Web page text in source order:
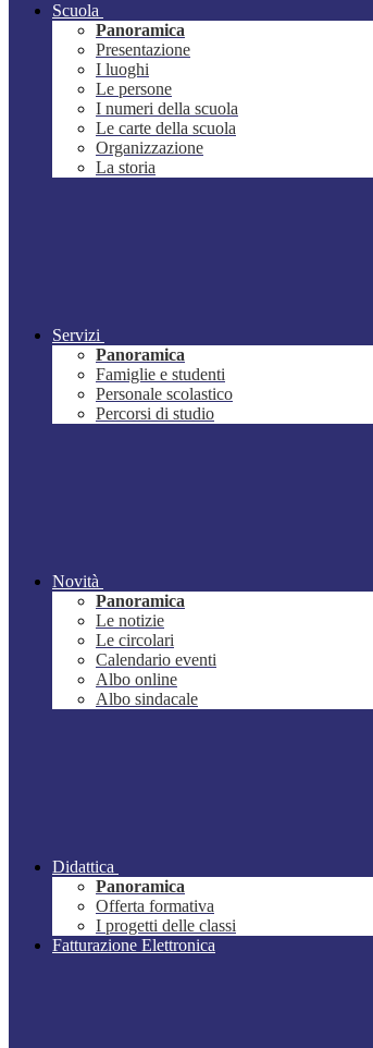
Scuola
Panoramica
Presentazione
I luoghi
Le persone
I numeri della scuola
Le carte della scuola
Organizzazione
La storia
Servizi
Panoramica
Famiglie e studenti
Personale scolastico
Percorsi di studio
Novità
Panoramica
Le notizie
Le circolari
Calendario eventi
Albo online
Albo sindacale
Didattica
Panoramica
Offerta formativa
I progetti delle classi
Fatturazione Elettronica